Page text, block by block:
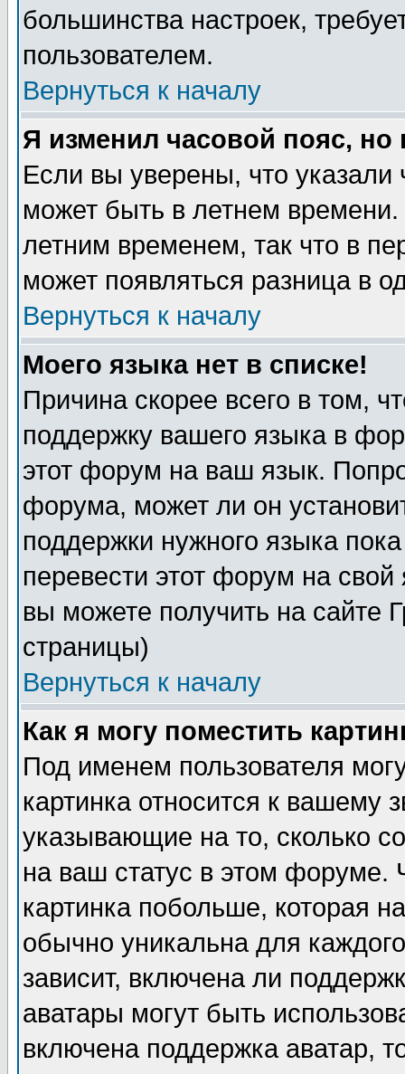
большинства настроек,
пользователем.
Вернуться к началу
Я изменил часовой пояс,
Если вы уверены, что указали
может быть в летнем
летним временем, так что в
может появляться разница в
Вернуться к началу
Моего языка нет в списке!
Причина скорее всего в том,
поддержку вашего языка в
этот форум на ваш язык.
форума, может ли он
поддержки нужного языка
перевести этот форум на
вы можете получить на сайте
страницы)
Вернуться к началу
Как я могу поместить
Под именем пользователя
картинка относится к вашему
указывающие на то, сколько
на ваш статус в этом форуме.
картинка побольше, которая
обычно уникальна для
зависит, включена ли
аватары могут быть
включена поддержка аватар,